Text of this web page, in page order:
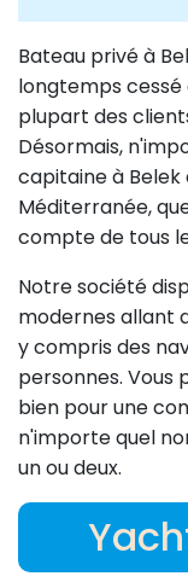
Bateau privé à
longtemps
plupart des
Désormais,
capitaine à Belek
Méditerranée,
compte de tous
Notre société
modernes allant
y compris des
personnes. Vous
bien pour une
n'importe quel
un ou deux.